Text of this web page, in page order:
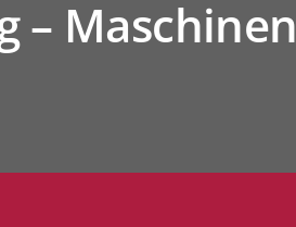
– Maschinen